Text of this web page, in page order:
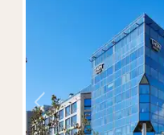
Vorige foto